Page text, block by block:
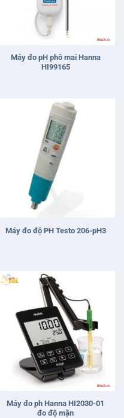
Máy đo pH phô mai Hanna
HI99165
Máy đo độ PH Testo 206-pH3
Máy đo ph Hanna HI2030-01
đo độ mặn